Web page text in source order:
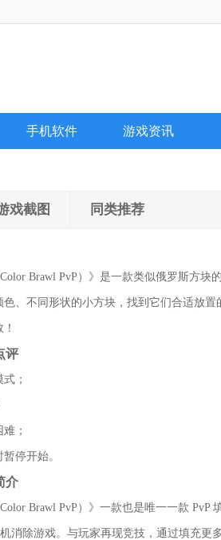
手机软件 游戏资讯
戏截图 同类推荐
Color Brawl PvP）》是一款类似俄罗斯方
、不同形状的小方块，找到它们合适放
评
；
；
停开始。
介
Brawl PvP）》一款也是唯一一款
消除游戏。与玩家再现竞技，通过填充更